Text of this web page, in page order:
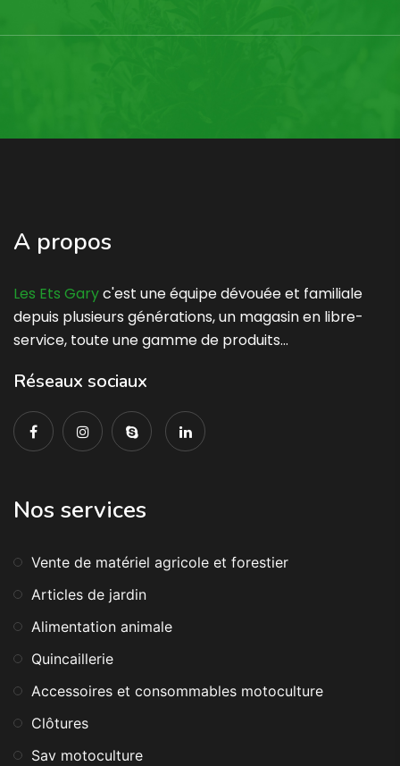
A propos
Les Ets Garyc'est une équipe dévouée et familiale
depuis plusieurs générations, un magasin en libre-
service, toute une gamme de produits…
Réseaux sociaux
Nos services
Vente de matériel agricole et forestier
Articles de jardin
Alimentation animale
Quincaillerie
Accessoires et consommables motoculture
Clôtures
Sav motoculture